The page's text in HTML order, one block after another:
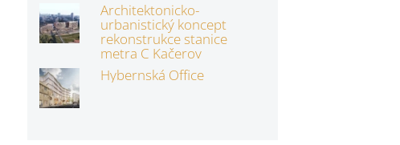
Architektonicko-
urbanistický koncept
rekonstrukce stanice
metra C Kačerov
Hybernská Office